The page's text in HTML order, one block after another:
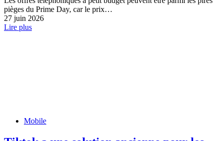
pièges du Prime Day, car le prix…
27 juin 2026
Lire plus
Mobile